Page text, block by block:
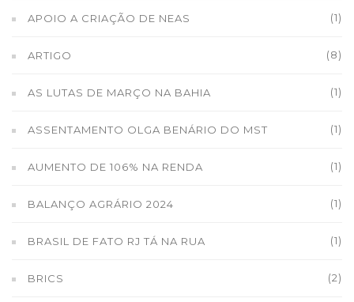
APOIO A CRIAÇÃO DE NEAS (1)
ARTIGO (8)
AS LUTAS DE MARÇO NA BAHIA (1)
ASSENTAMENTO OLGA BENÁRIO DO MST (1)
AUMENTO DE 106% NA RENDA (1)
BALANÇO AGRÁRIO 2024 (1)
BRASIL DE FATO RJ TÁ NA RUA (1)
BRICS (2)